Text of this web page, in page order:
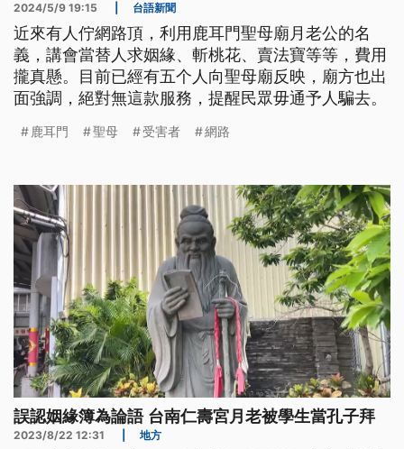
2024/5/9 19:15 台語新聞
近來有人佇網路頂，利用鹿耳門聖母廟月老公的名
義，講會當替人求姻緣、斬桃花、賣法寶等等，費用
攏真懸。目前已經有五个人向聖母廟反映，廟方也出
面強調，絕對無這款服務，提醒民眾毋通予人騙去。
鹿耳門 聖母 受害者 網路
誤認姻緣簿為論語 台南仁壽宮月老被學生當孔子拜
2023/8/22 12:31 地方